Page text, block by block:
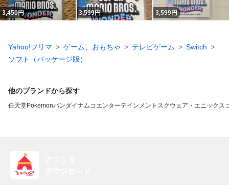
3,450円 3,599円 3,599円
Yahoo!フリマ ゲーム、おもちゃ テレビゲーム
Switch
ソフト（パッケージ版）
他のブランドから探す
任天堂Pokemonバンダイナムコエンターテインメント スクウェア・エニックス